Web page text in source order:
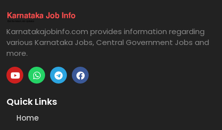
Karnatakajobinfo.com provides information regarding
various Karnataka Jobs, Central Government Jobs and
more.
Quick Links
Home